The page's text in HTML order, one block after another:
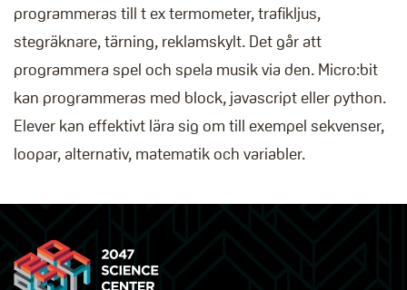
programmeras till t ex termometer, trafikljus,
stegräknare, tärning, reklamskylt. Det går att
programmera spel och spela musik via den. Micro:bit
kan programmeras med block, javascript eller python.
Elever kan effektivt lära sig om till exempel sekvenser,
loopar, alternativ, matematik och variabler.